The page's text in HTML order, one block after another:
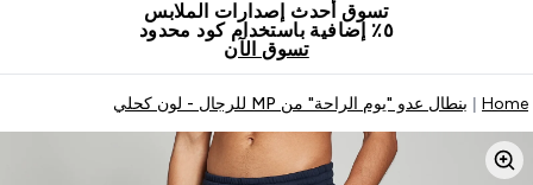
تسوق أحدث إصدارات الملابس
٥٪ إضافية باستخدام كود محدود
تسوق الآن
Home بنطال عدو "يوم الراحة" من MP للرجال - لون كحلي